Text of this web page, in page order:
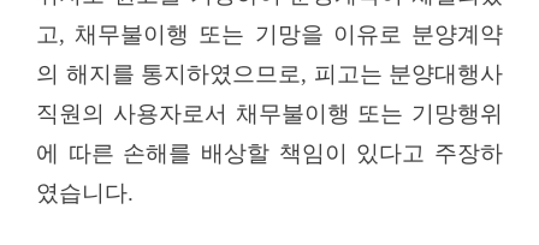
고, 채무불이행 또는 기망을 이유로 분양계약
의 해지를 통지하였으므로, 피고는 분양대행사
직원의 사용자로서 채무불이행 또는 기망행위
에 따른 손해를 배상할 책임이 있다고 주장하
였습니다.